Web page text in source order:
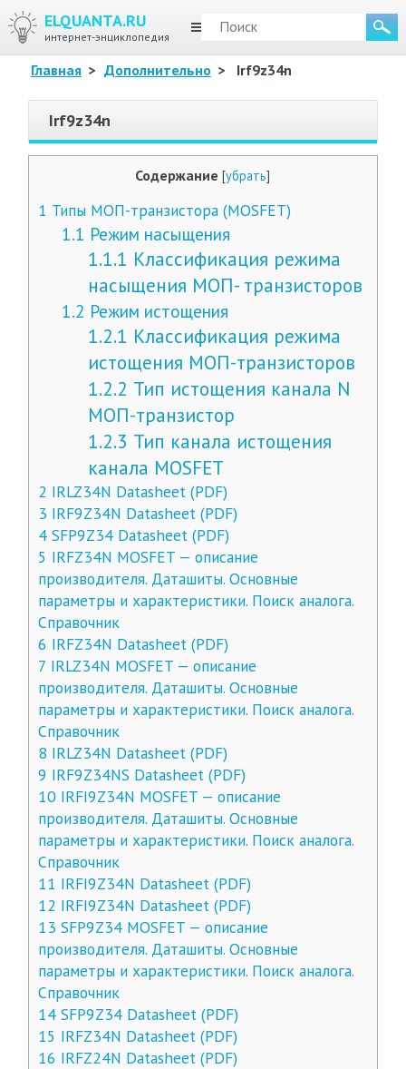
ELQUANTA.RU
интернет-энциклопедия
МЕНЮ
Главная > Дополнительно > Irf9z34n
Irf9z34n
Содержание [убрать]
1 Типы МОП-транзистора (MOSFET)
1.1 Режим насыщения
1.1.1 Классификация режима
насыщения МОП- транзисторов
1.2 Режим истощения
1.2.1 Классификация режима
истощения МОП-транзисторов
1.2.2 Тип истощения канала N
МОП-транзистор
1.2.3 Тип канала истощения
канала MOSFET
2 IRLZ34N Datasheet (PDF)
3 IRF9Z34N Datasheet (PDF)
4SFP9Z34 Datasheet (PDF)
5 IRFZ34N MOSFET — описание
производителя. Даташиты. Основные
параметры и характеристики. Поиск аналога.
Справочник
6 IRFZ34N Datasheet (PDF)
7 IRLZ34N MOSFET — описание
производителя. Даташиты. Основные
параметры и характеристики. Поиск аналога.
Справочник
8 IRLZ34N Datasheet (PDF)
9 IRF9Z34NS Datasheet (PDF)
10IRFI9Z34N MOSFET — описание
производителя. Даташиты. Основные
параметры и характеристики. Поиск аналога.
Справочник
11 IRFI9Z34N Datasheet (PDF)
12 IRFI9Z34N Datasheet (PDF)
13 SFP9Z34 MOSFET — описание
производителя. Даташиты. Основные
параметры и характеристики. Поиск аналога.
Справочник
14SFP9Z34 Datasheet (PDF)
15 IRFZ34N Datasheet (PDF)
16 IRFZ24N Datasheet (PDF)